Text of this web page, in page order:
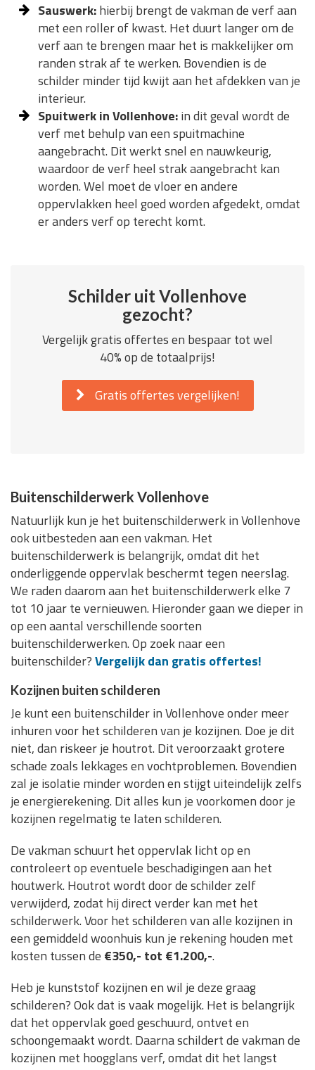
Sauswerk:hierbij brengt de vakman de verf aan
met een roller of kwast. Het duurt langer om de
verf aan te brengen maar het is makkelijker om
randen strak af te werken. Bovendien is de
schilder minder tijd kwijt aan het afdekken van je
interieur.
Spuitwerk in Vollenhove:in dit geval wordt de
verf met behulp van een spuitmachine
aangebracht. Dit werkt snel en nauwkeurig,
waardoor de verf heel strak aangebracht kan
worden. Wel moet de vloer en andere
oppervlakken heel goed worden afgedekt, omdat
er anders verf op terecht komt.
Schilder uit Vollenhove
gezocht?
Vergelijk gratis offertes en bespaar tot wel
40% op de totaalprijs!
Gratis offertes vergelijken!
Buitenschilderwerk Vollenhove
Natuurlijk kun je het buitenschilderwerk in Vollenhove
ook uitbesteden aan een vakman. Het
buitenschilderwerk is belangrijk, omdat dit het
onderliggende oppervlak beschermt tegen neerslag.
We raden daarom aan het buitenschilderwerk elke 7
tot 10 jaar te vernieuwen. Hieronder gaan we dieper in
op een aantal verschillende soorten
buitenschilderwerken. Op zoek naar een
buitenschilder?Vergelijk dan gratis offertes!
Kozijnen buiten schilderen
Je kunt een buitenschilder in Vollenhove onder meer
inhuren voor het schilderen van je kozijnen. Doe je dit
niet, dan riskeer je houtrot. Dit veroorzaakt grotere
schade zoals lekkages en vochtproblemen. Bovendien
zal je isolatie minder worden en stijgt uiteindelijk zelfs
je energierekening. Dit alles kun je voorkomen door je
kozijnen regelmatig te laten schilderen.
De vakman schuurt het oppervlak licht op en
controleert op eventuele beschadigingen aan het
houtwerk. Houtrot wordt door de schilder zelf
verwijderd, zodat hij direct verder kan met het
schilderwerk. Voor het schilderen van alle kozijnen in
een gemiddeld woonhuis kun je rekening houden met
kosten tussen de €350,- tot €1.200,-.
Heb je kunststof kozijnen en wil je deze graag
schilderen? Ook dat is vaak mogelijk. Het is belangrijk
dat het oppervlak goed geschuurd, ontvet en
schoongemaakt wordt. Daarna schildert de vakman de
kozijnen met hoogglans verf, omdat dit het langst